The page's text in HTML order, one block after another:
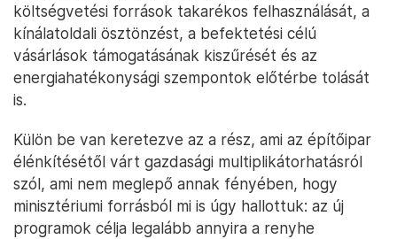
költségvetési források takarékos felhasználását, a
kínálatoldali ösztönzést, a befektetési célú
vásárlások támogatásának kiszűrését és az
energiahatékonysági szempontok előtérbe tolását
is.
Külön be van keretezve az a rész, ami az építőipar
élénkítésétől várt gazdasági multiplikátorhatásról
szól, ami nem meglepő annak fényében, hogy
minisztériumi forrásból mi is úgy hallottuk: az új
programok célja legalább annyira a renyhe